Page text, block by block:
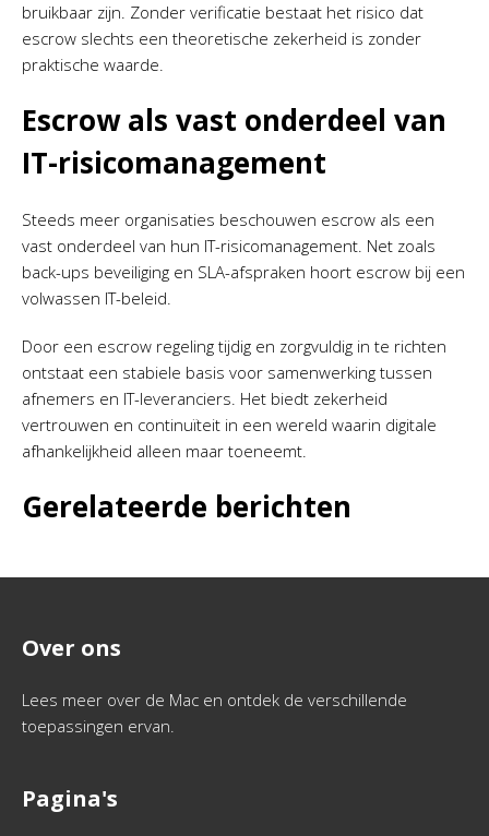
bruikbaar zijn. Zonder verificatie bestaat het risico dat
escrow slechts een theoretische zekerheid is zonder
praktische waarde.
Escrow als vast onderdeel van
IT-risicomanagement
Steeds meer organisaties beschouwen escrow als een
vast onderdeel van hun IT-risicomanagement. Net zoals
back-ups beveiliging en SLA-afspraken hoort escrow bij een
volwassen IT-beleid.
Door een escrow regeling tijdig en zorgvuldig in te richten
ontstaat een stabiele basis voor samenwerking tussen
afnemers en IT-leveranciers. Het biedt zekerheid
vertrouwen en continuïteit in een wereld waarin digitale
afhankelijkheid alleen maar toeneemt.
Gerelateerde berichten
Over ons
Lees meer over de Mac en ontdek de verschillende
toepassingen ervan.
Pagina's